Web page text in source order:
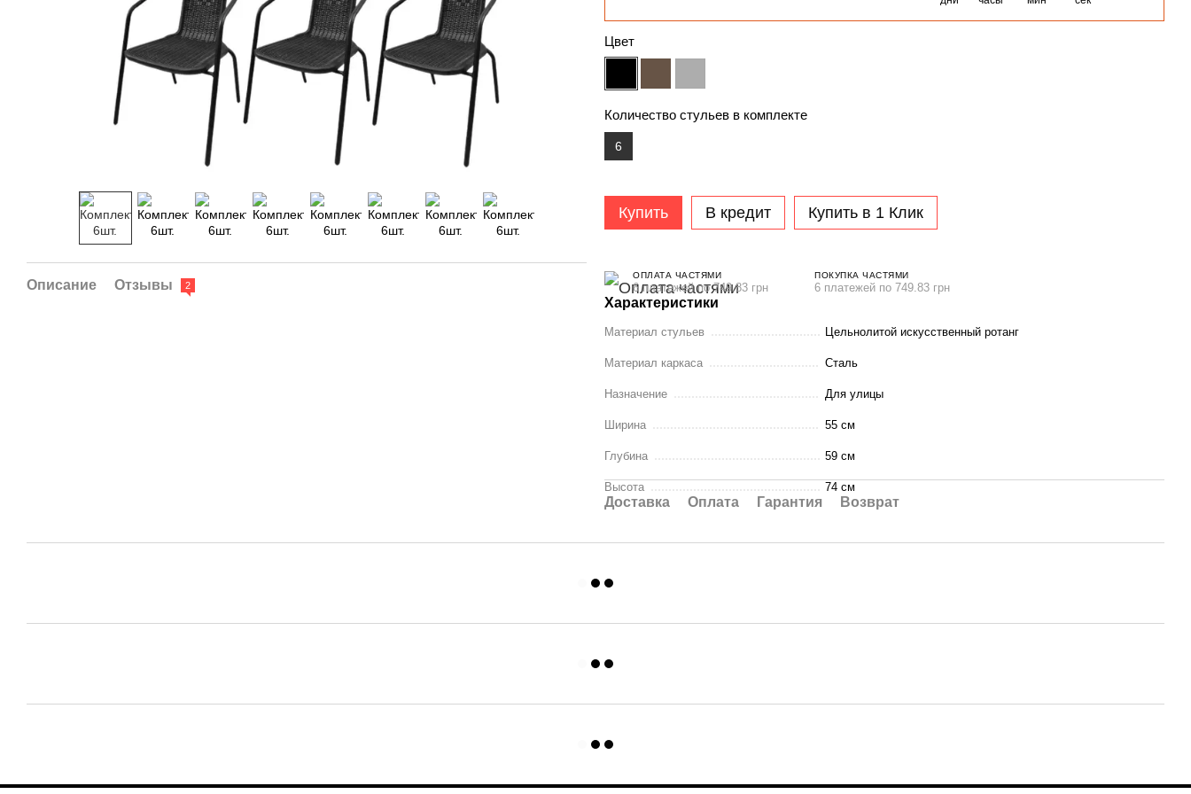
Описание Отзывы 2
Цвет
Количество стульев в комплекте
6
Купить В кредит Купить в 1 Клик
ОПЛАТА ЧАСТЯМИ
6 платежей по 749.83 грн
ПОКУПКА ЧАСТЯМИ
6 платежей по 749.83 грн
Характеристики
Материал стульев Цельнолитой искусственный ротанг
Материал каркаса Сталь
Назначение Для улицы
Ширина 55 см
Глубина 59 см
Высота 74 см
Доставка Оплата Гарантия Возврат